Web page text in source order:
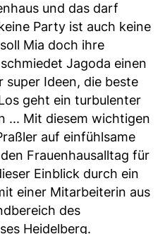
und das darf
Party ist auch keine
Mia doch ihre
Jagoda einen
super Ideen, die beste
geht ein turbulenter
... Mit diesem wichtigen
auf einfühlsame
Frauenhausalltag für
Einblick durch ein
einer Mitarbeiterin aus
des
Heidelberg.